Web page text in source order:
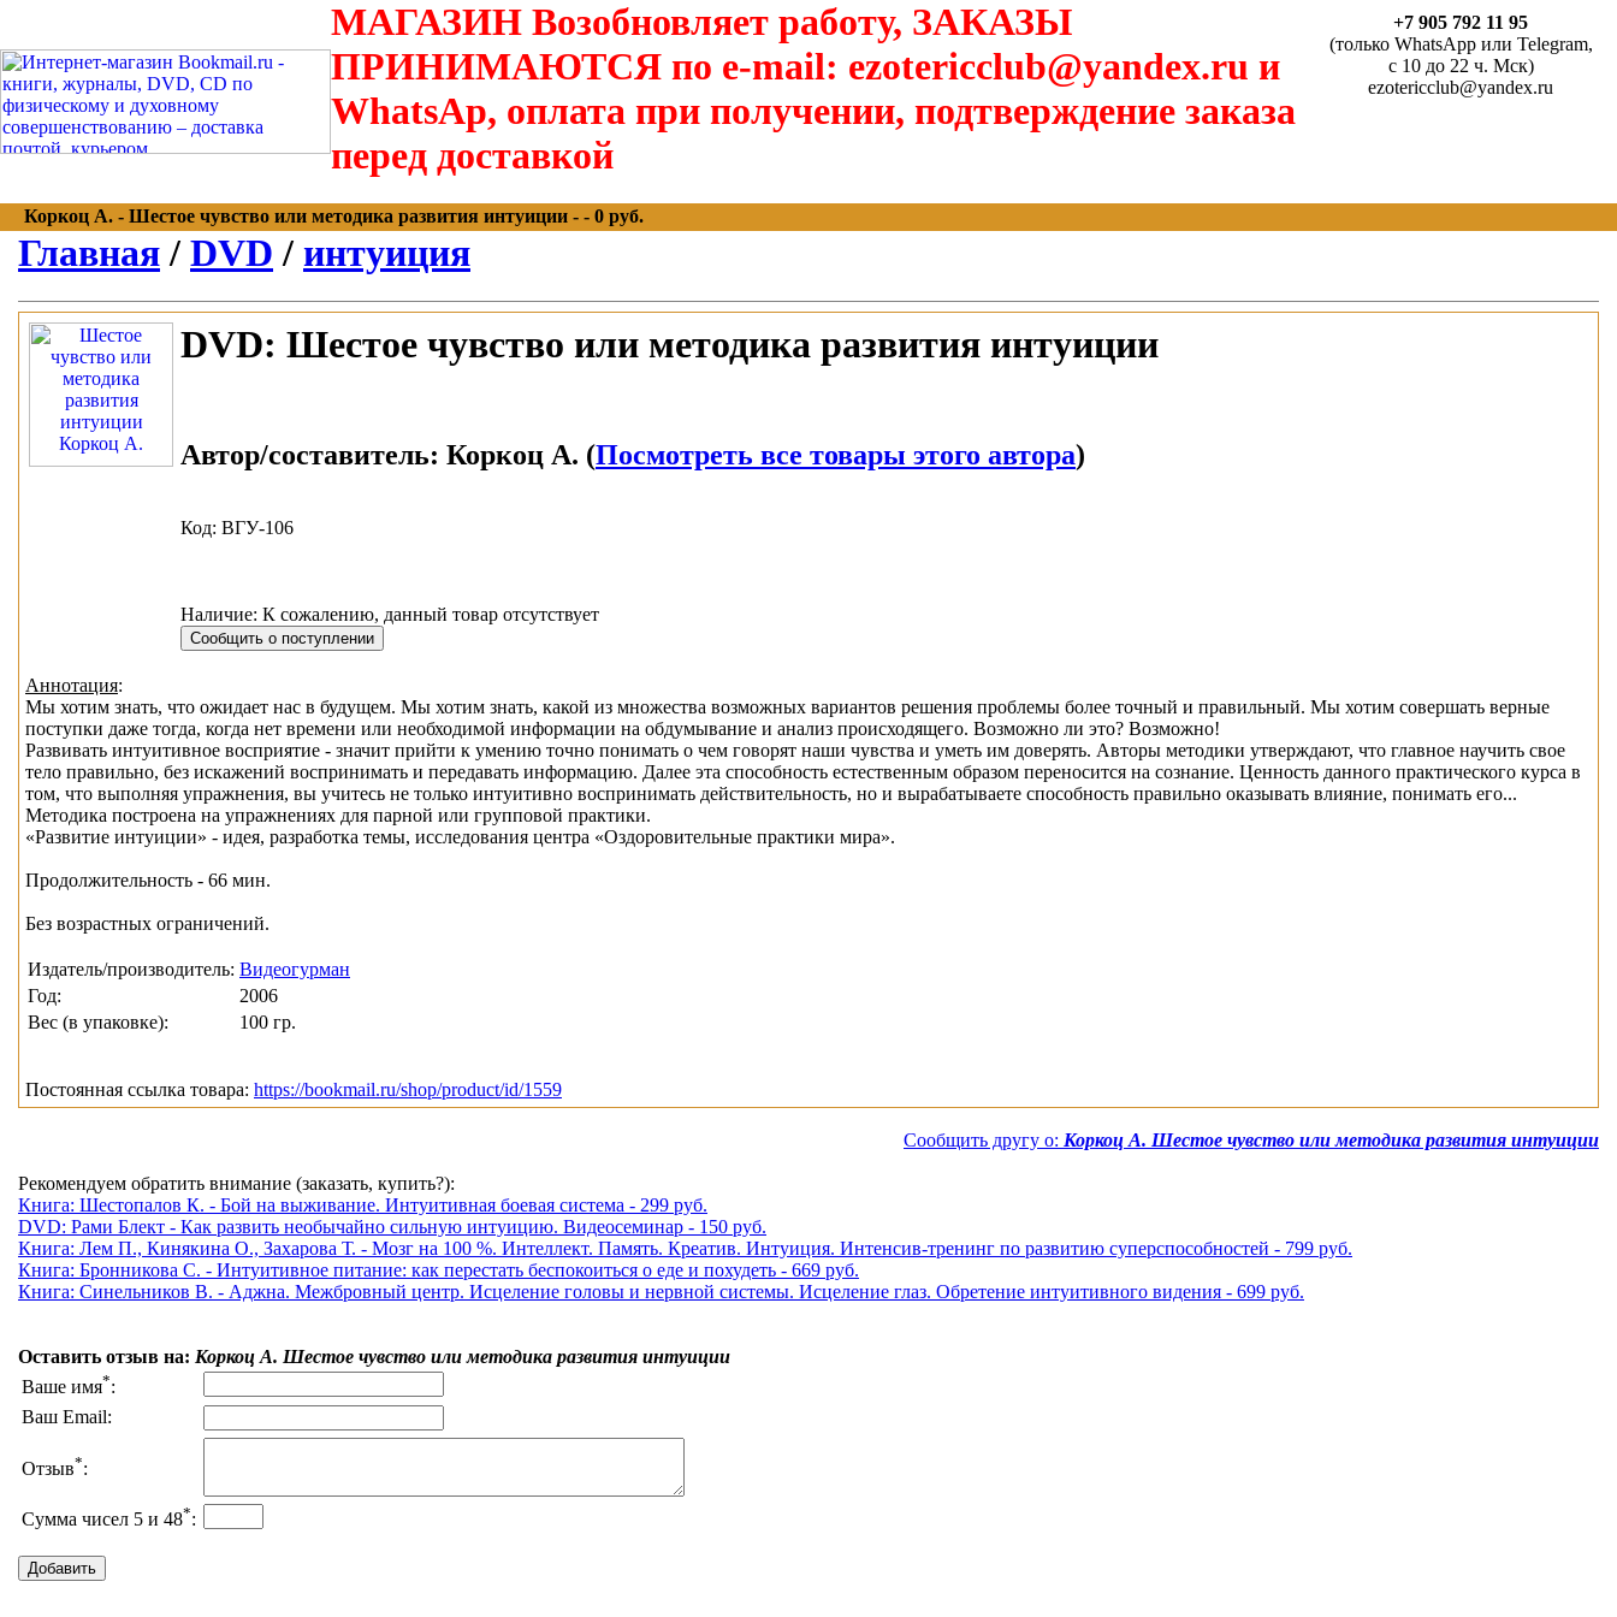
МАГАЗИН Возобновляет работу, ЗАКАЗЫ
ПРИНИМАЮТСЯ по e-mail: ezotericclub@yandex.ru и
WhatsAp, оплата при получении, подтверждение заказа
перед доставкой
+7 905 792 11 95
(только WhatsApp или Telegram,
с 10 до 22 ч. Мск)
ezotericclub@yandex.ru
Коркоц А. - Шестое чувство или методика развития интуиции - - 0 руб.
Главная / DVD / интуиция
DVD: Шестое чувство или методика развития интуиции
Автор/составитель: Коркоц А. (Посмотреть все товары этого автора)
Код: ВГУ-106
Наличие: К сожалению, данный товар отсутствует
Аннотация:
Мы хотим знать, что ожидает нас в будущем. Мы хотим знать, какой из множества возможных вариантов решения проблемы более точный и правильный. Мы хотим совершать верные
поступки даже тогда, когда нет времени или необходимой информации на обдумывание и анализ происходящего. Возможно ли это? Возможно!
Развивать интуитивное восприятие - значит прийти к умению точно понимать о чем говорят наши чувства и уметь им доверять. Авторы методики утверждают, что главное научить свое
тело правильно, без искажений воспринимать и передавать информацию. Далее эта способность естественным образом переносится на сознание. Ценность данного практического курса в
том, что выполняя упражнения, вы учитесь не только интуитивно воспринимать действительность, но и вырабатываете способность правильно оказывать влияние, понимать его...
Методика построена на упражнениях для парной или групповой практики.
«Развитие интуиции» - идея, разработка темы, исследования центра «Оздоровительные практики мира».
Продолжительность - 66 мин.
Без возрастных ограничений.
Издатель/производитель: Видеогурман
Год:
2006
Вес (в упаковке):
100 гр.
Постоянная ссылка товара: https://bookmail.ru/shop/product/id/1559
Сообщить другу о: Коркоц А. Шестое чувство или методика развития интуиции
Рекомендуем обратить внимание (заказать, купить?):
Книга: Шестопалов К. - Бой на выживание. Интуитивная боевая система - 299 руб.
DVD: Рами Блект - Как развить необычайно сильную интуицию. Видеосеминар - 150 руб.
Книга: Лем П., Кинякина О., Захарова Т. - Мозг на 100 %. Интеллект. Память. Креатив. Интуиция. Интенсив-тренинг по развитию суперспособностей - 799 руб.
Книга: Бронникова С. - Интуитивное питание: как перестать беспокоиться о еде и похудеть - 669 руб.
Книга: Синельников В. - Аджна. Межбровный центр. Исцеление головы и нервной системы. Исцеление глаз. Обретение интуитивного видения - 699 руб.
Оставить отзыв на: Коркоц А. Шестое чувство или методика развития интуиции
Ваше имя*:
Ваш Email:
Отзыв*:
Сумма чисел 5 и 48*: